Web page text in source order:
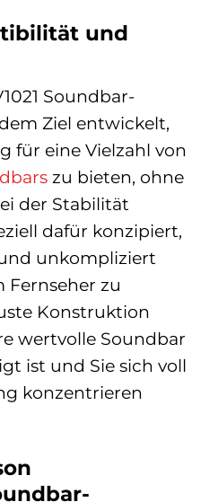
und
Soundbar-
Ziel entwickelt,
für eine Vielzahl von
zu bieten, ohne
der Stabilität
dafür konzipiert,
unkompliziert
zu
Konstruktion
wertvolle Soundbar
ist und Sie sich voll
konzentrieren